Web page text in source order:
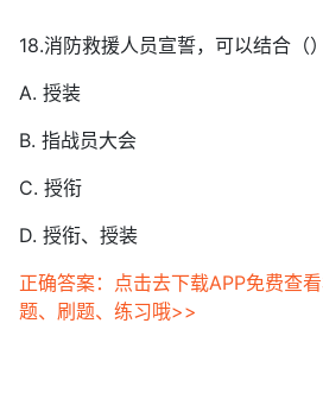
18.消防救援人员宣誓，可以结合（
A. 授装
B. 指战员大会
C. 授衔
D. 授衔、授装
正确答案：点击去下载APP免费查
题、刷题、练习哦>>